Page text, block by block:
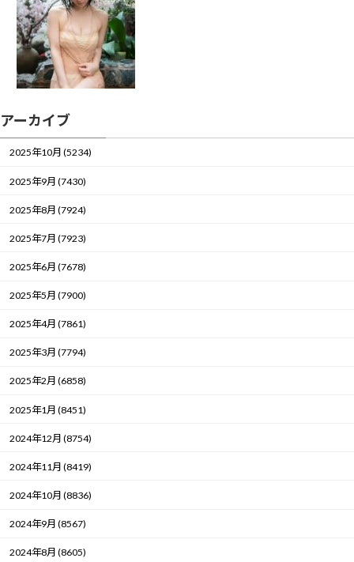
アーカイブ
2025年10月 (5234)
2025年9月 (7430)
2025年8月 (7924)
2025年7月 (7923)
2025年6月 (7678)
2025年5月 (7900)
2025年4月 (7861)
2025年3月 (7794)
2025年2月 (6858)
2025年1月 (8451)
2024年12月 (8754)
2024年11月 (8419)
2024年10月 (8836)
2024年9月 (8567)
2024年8月 (8605)